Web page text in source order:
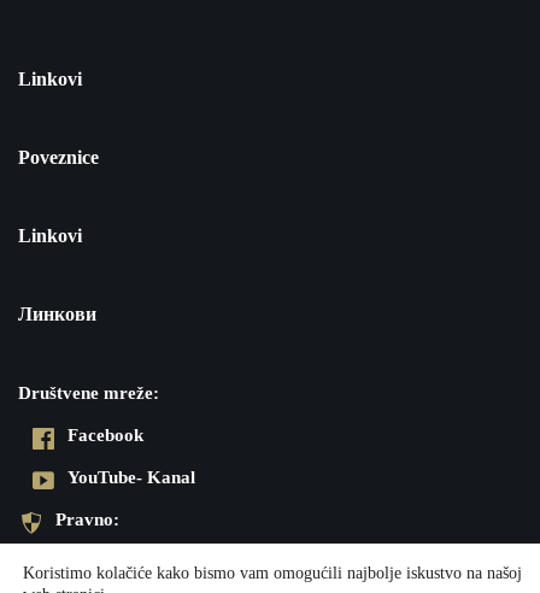
Linkovi
Poveznice
Linkovi
Линкови
Društvene mreže:
Facebook
YouTube- Kanal
Pravno:
Koristimo kolačiće kako bismo vam omogućili najbolje iskustvo na našoj